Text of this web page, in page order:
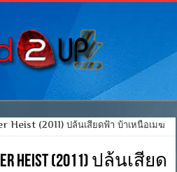
Heist (2011) ปล้นเสียดฟ้า บ้าเหนือเมฆ
Heist (2011) ปล้นเสียด